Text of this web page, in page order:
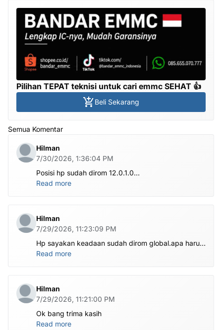
Pilihan TEPAT teknisi untuk cari emmc SEHAT 👍
Beli Sekarang
Semua Komentar
Hilman
7/30/2026, 1:36:04 PM
Posisi hp sudah dirom 12.0.1.0
.habis ubl apa perlu flash Rom lagi om.tolong om
Read more
Hilman
7/29/2026, 11:23:09 PM
Hp sayakan keadaan sudah dirom global.apa harus
ditest poin dlu bang
Read more
Hilman
7/29/2026, 11:21:00 PM
Ok bang trima kasih
Read more